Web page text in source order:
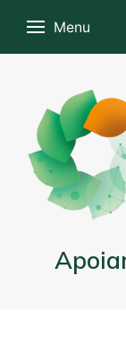
Menu